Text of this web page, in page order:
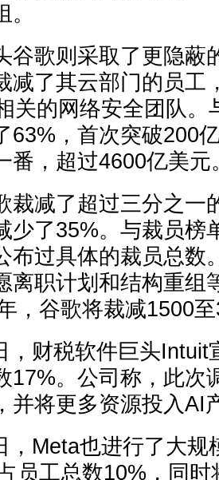
谷歌则采取了更隐蔽
减了其云部门的员工
关的网络安全团队。
63%，首次突破200
番，超过4600亿美元
裁减了超过三分之一
了35%。 与裁员榜
布过具体的裁员总数
离职计划和结构重组
，谷歌将裁减1500
，财税软件巨头Intuit
17%。公司称，此次
并将更多资源投入AI
，Meta也进行了大规
员工总数10% ，同时